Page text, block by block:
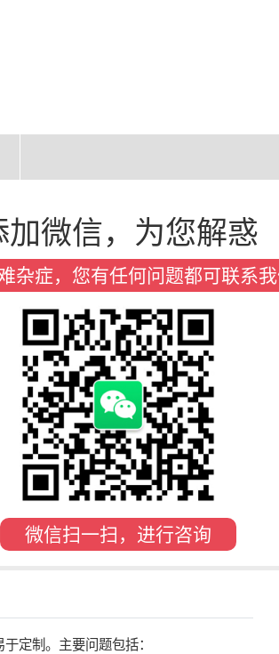
加微信，为您解惑
杂症，您有任何问题都可联系
微信扫一扫，进行咨询
定制。主要问题包括：